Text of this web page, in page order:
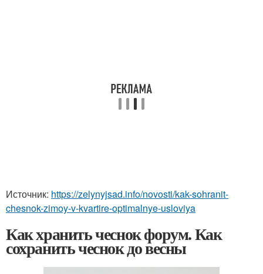
Источник: https://zelynyjsad.info/novosti/kak-sohranit-
chesnok-zimoy-v-kvartire-optimalnye-usloviya
Как хранить чеснок форум. Как
сохранить чеснок до весны